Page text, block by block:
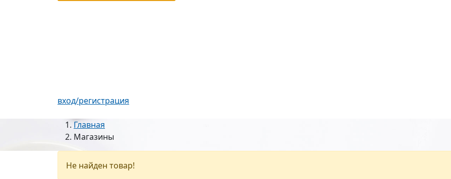
вход/регистрация
Главная
Магазины
Не найден товар!